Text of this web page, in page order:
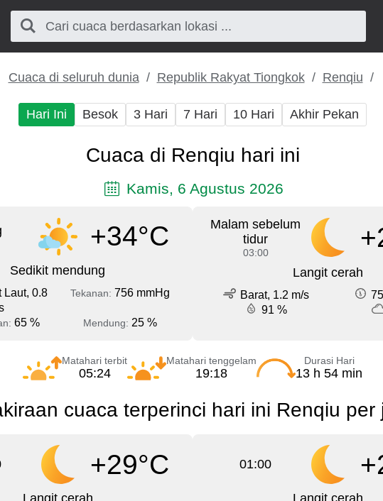
Cuaca di seluruh dunia Republik Rakyat Tiongkok Renqiu
Hari Ini Besok 3 Hari 7 Hari 10 Hari Akhir Pekan
Cuaca di Renqiu hari ini
Kamis, 6 Agustus 2026
+34°C
Sedikit mendung
Laut, 0.8
Tekanan: 756 mmHg
65 % Mendung: 25 %
Malam sebelum
tidur
03:00
Langit cerah
Barat, 1.2 m/s
91 %
Matahari terbit
05:24
Matahari tenggelam
19:18
Durasi Hari
13 h 54 min
cuaca terperinci hari ini Renqiu per
+29°C 01:00